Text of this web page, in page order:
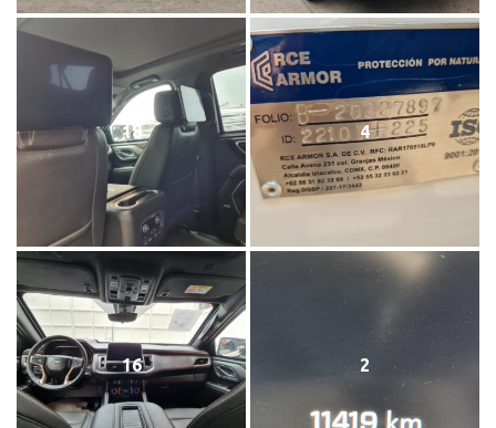
18 4
16 2